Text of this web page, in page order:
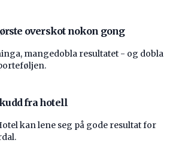
overskot nokon gong
mangedobla resultatet - og dobla
fra hotell
kan lene seg på gode resultat for